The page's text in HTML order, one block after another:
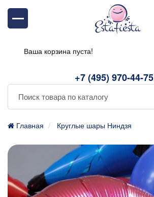
+7 (495) 970-44-75
Ваша корзина пуста!
Главная Круглые шары Ниндзя